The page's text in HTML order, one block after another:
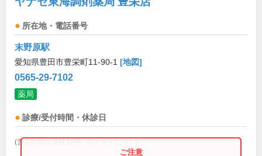
所在地・電話番号
末野原駅
愛知県豊田市豊栄町11-90-1 [地図]
0565-29-7102
薬局
診療/受付時間・休診日
(営業時間は直接お問い合わせください)